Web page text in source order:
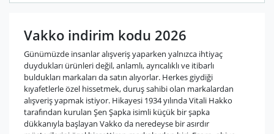
Vakko indirim kodu 2026
Günümüzde insanlar alışveriş yaparken yalnızca ihtiyaç
duydukları ürünleri değil, anlamlı, ayrıcalıklı ve itibarlı
buldukları markaları da satın alıyorlar. Herkes giydiği
kıyafetlerle özel hissetmek, duruş sahibi olan markalardan
alışveriş yapmak istiyor. Hikayesi 1934 yılında Vitali Hakko
tarafından kurulan Şen Şapka isimli küçük bir şapka
dükkanıyla başlayan Vakko da neredeyse bir asırdır